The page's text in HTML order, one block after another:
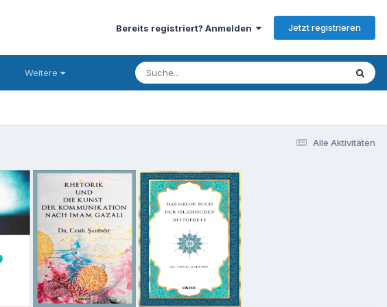
Bereits registriert? Anmelden Jetzt registrieren
Weitere
Alle Aktivitäten